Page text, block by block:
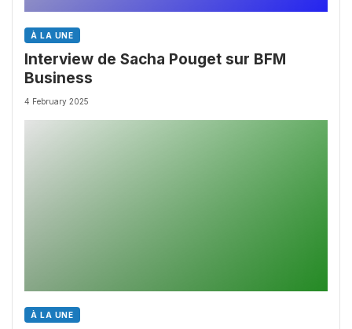
À LA UNE
Interview de Sacha Pouget sur BFM
Business
4 February 2025
À LA UNE